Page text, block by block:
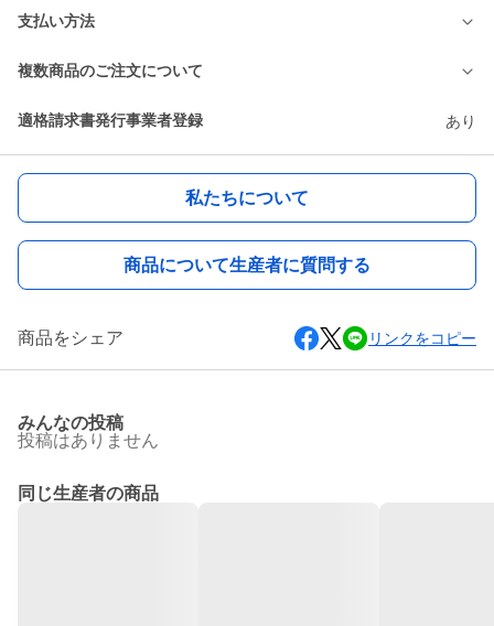
支払い方法
複数商品のご注文について
適格請求書発行事業者登録 あり
私たちについて
商品について生産者に質問する
商品をシェア リンクをコピー
みんなの投稿
投稿はありません
同じ生産者の商品